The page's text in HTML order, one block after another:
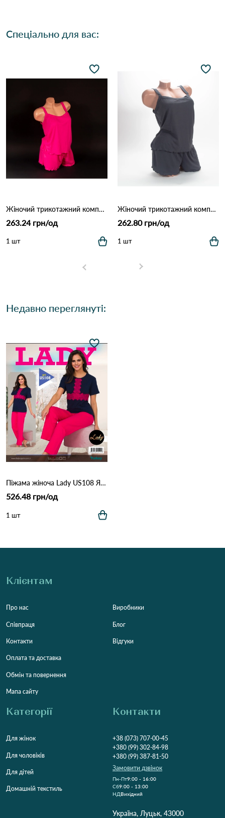
Спеціально для вас:
Жіночий трикотажний комплект-піжама в рубчик (Опт) "4726" Малиновий
263.24 грн/од
1 шт
Жіночий трикотажний комплект-піжама в рубчик (Опт) "4726" Сірий
262.80 грн/од
1 шт
Недавно переглянуті:
Піжама жіноча Lady US108 Як на фото
526.48 грн/од
1 шт
Клієнтам
Про нас
Співпраця
Контакти
Оплата та доставка
Обмін та повернення
Мапа сайту
Виробники
Блог
Відгуки
Категорії
Для жінок
Для чоловіків
Для дітей
Домашній текстиль
Контакти
+38 (073) 707-00-45
+380 (99) 302-84-98
+380 (99) 387-81-50
Замовити дзвінок
Пн-Пт9:00 - 16:00
Cб9:00 - 13:00
НДВихідний
Україна, Луцьк, 43000